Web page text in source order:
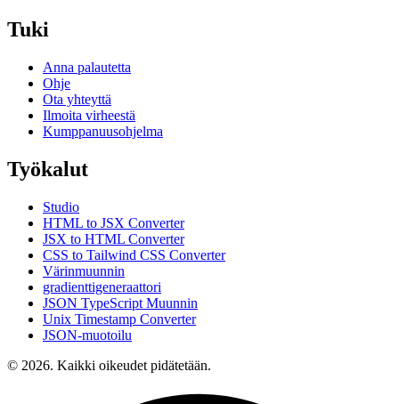
Tuki
Anna palautetta
Ohje
Ota yhteyttä
Ilmoita virheestä
Kumppanuusohjelma
Työkalut
Studio
HTML to JSX Converter
JSX to HTML Converter
CSS to Tailwind CSS Converter
Värinmuunnin
gradienttigeneraattori
JSON TypeScript Muunnin
Unix Timestamp Converter
JSON-muotoilu
© 2026. Kaikki oikeudet pidätetään.